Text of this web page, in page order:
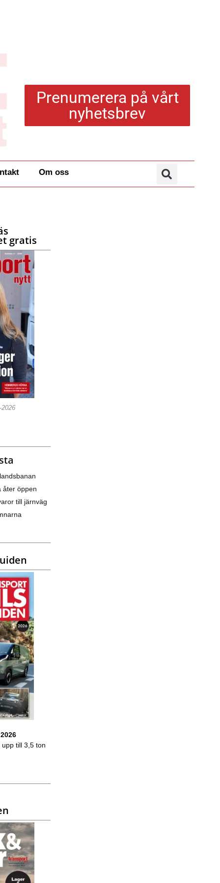
Prenumerera på vårt
nyhetsbrev
Om oss
gratis
åter öppen
till järnväg
till 3,5 ton